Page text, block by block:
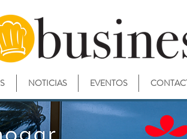
NOTICIAS EVENTOS